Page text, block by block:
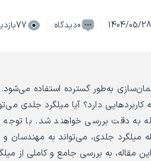
1404/05/28 0دیدگاه 77بازدید
به‌طور گسترده استفاده می‌شود.
دارد؟ آیا میلگرد جلدی
به دقت بررسی خواهند شد. با
میلگرد جلدی، می‌تواند به
مقاله، به بررسی جامع و کاملی از